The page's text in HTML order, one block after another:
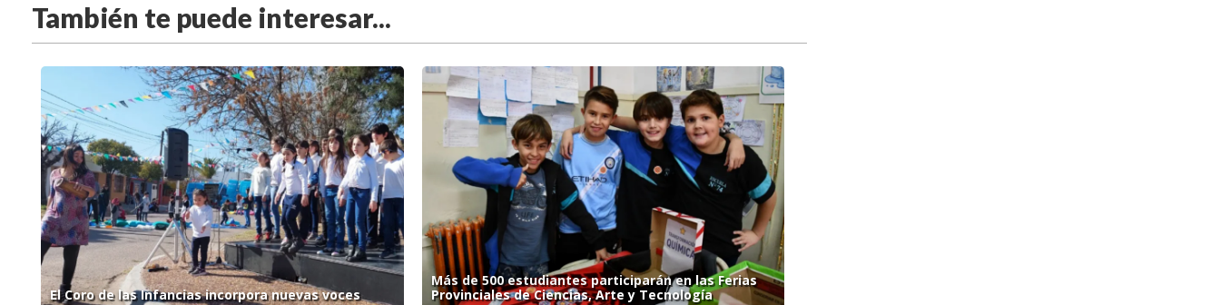
También te puede interesar...
El Coro de las Infancias incorpora nuevas voces
Más de 500 estudiantes participarán en las Ferias
Provinciales de Ciencias, Arte y Tecnología